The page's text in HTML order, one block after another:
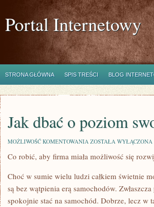
Portal Internetowy
STRONA GŁÓWNA SPIS TREŚCI BLOG
Jak dbać o poziom
MOŻLIWOŚĆ KOMENTOWANIA JAK
O
FIRMY?
ZOSTAŁA WYŁĄCZONA
Co robić, aby firma miała możliwość się
Choć w sumie wielu ludzi całkiem świetnie
są bez wątpienia erą samochodów.
spokojnie stać na samochód. Dobrze, lecz